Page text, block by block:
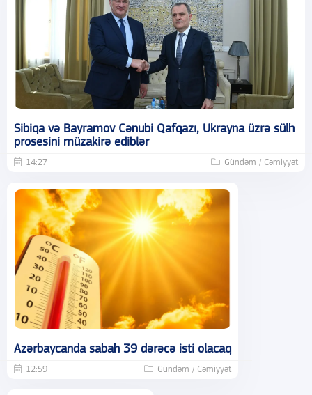
Sibiqa və Bayramov Cənubi Qafqazı, Ukrayna üzrə sülh
prosesini müzakirə ediblər
14:27 Gündəm / Cəmiyyət
Azərbaycanda sabah 39 dərəcə isti olacaq
12:59 Gündəm / Cəmiyyət